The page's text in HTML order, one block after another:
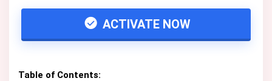
ACTIVATE NOW
Table of Contents: